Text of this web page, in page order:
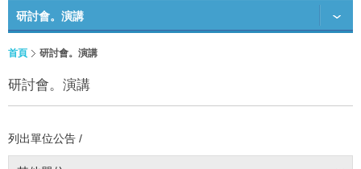
研討會。演講
首頁 研討會。演講
研討會。演講
列出單位公告 /